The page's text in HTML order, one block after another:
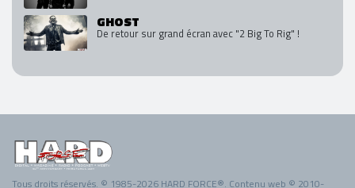
GHOST
De retour sur grand écran avec "2 Big To Rig" !
Tous droits réservés. © 1985-2026 HARD FORCE®. Contenu web © 2010-